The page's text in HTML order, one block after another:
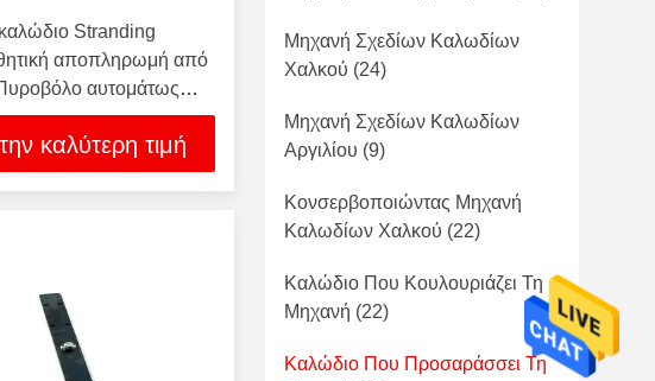
Stranding
αποπληρωμή από
αυτομάτως
ένταση
καλύτερη τιμή
Μηχανή Σχεδίων Καλωδίων
Χαλκού (24)
Μηχανή Σχεδίων Καλωδίων
Αργιλίου (9)
Κονσερβοποιώντας Μηχανή
Καλωδίων Χαλκού (22)
Καλώδιο Που Κουλουριάζει Τη
Μηχανή (22)
Καλώδιο Που Προσαράσσει Τη